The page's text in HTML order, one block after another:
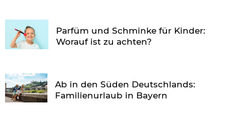
Parfüm und Schminke für Kinder:
Worauf ist zu achten?
Ab in den Süden Deutschlands:
Familienurlaub in Bayern